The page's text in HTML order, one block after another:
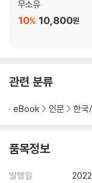
군자는 사사로이 파벌
자신이 나서고 싶을 때
부모의 나라를 떠나지 않
나라에 도가 없으면 자
허물을 줄이고자 애쓰지
학문적 수양이 찬란하다
무소유
10,800원
10%
관련 분류
eBook 인문 한국
품목정보
발행일